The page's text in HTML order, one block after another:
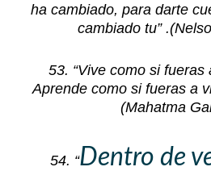
ha cambiado, para darte
cambiado tu”
53. “Vive como si fueras
Aprende como si fueras a
(Mahatma
54. “Dentro de